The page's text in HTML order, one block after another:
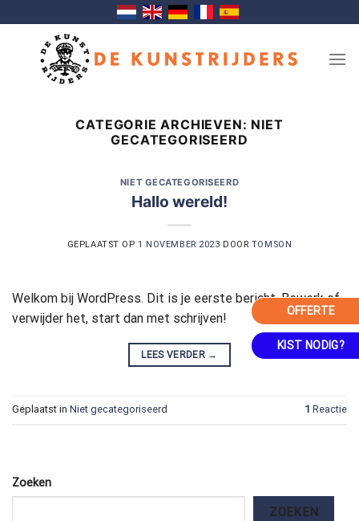
OFFERTE
KIST NODIG?
CATEGORIE ARCHIEVEN: NIET
GECATEGORISEERD
NIET GECATEGORISEERD
Hallo wereld!
GEPLAATST OP1 NOVEMBER 2023 DOOR TOMSON
Welkom bij WordPress. Dit is je eerste bericht. Bewerk of
verwijder het, start dan met schrijven!
LEES VERDER →
Geplaatst in Niet gecategoriseerd 1 Reactie
Zoeken
ZOEKEN